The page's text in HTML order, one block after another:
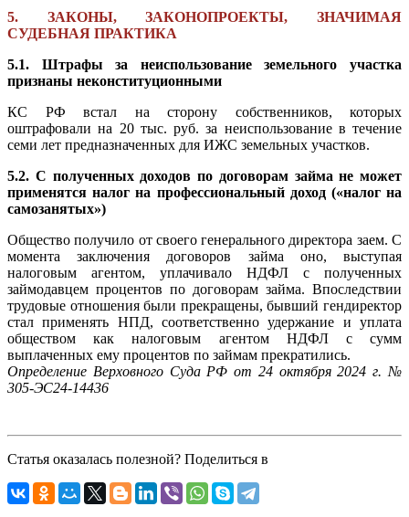
5. ЗАКОНЫ, ЗАКОНОПРОЕКТЫ, ЗНАЧИМАЯ
СУДЕБНАЯ ПРАКТИКА
5.1. Штрафы за неиспользование земельного участка
признаны неконституционными
КС РФ встал на сторону собственников, которых
оштрафовали на 20 тыс. руб. за неиспользование в течение
семи лет предназначенных для ИЖС земельных участков.
5.2. С полученных доходов по договорам займа не может
применятся налог на профессиональный доход («налог на
самозанятых»)
Общество получило от своего генерального директора заем. С
момента заключения договоров займа оно, выступая
налоговым агентом, уплачивало НДФЛ с полученных
займодавцем процентов по договорам займа. Впоследствии
трудовые отношения были прекращены, бывший гендиректор
стал применять НПД, соответственно удержание и уплата
обществом как налоговым агентом НДФЛ с сумм
выплаченных ему процентов по займам прекратились.
Определение Верховного Суда РФ от 24 октября 2024 г. №
305-ЭС24-14436
Статья оказалась полезной? Поделиться в